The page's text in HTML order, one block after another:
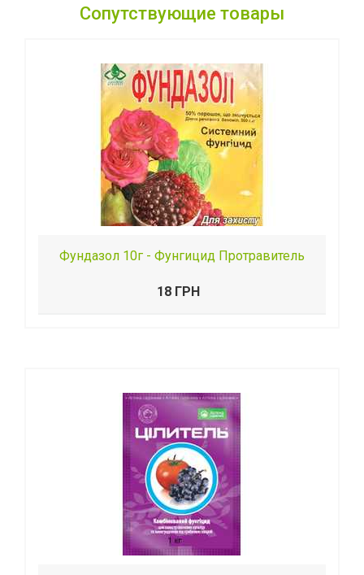
Сопутствующие товары
Фундазол 10г - Фунгицид Протравитель
18 ГРН